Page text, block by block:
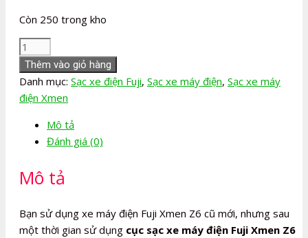
Còn 250 trong kho
Sạc
xe
máy
điện
Xmen
lượng
Thêm vào giỏ hàng
Danh mục: Sạc xe điện Fuji, Sạc xe máy điện, Sạc xe máy
điện Xmen
Mô tả
Đánh giá (0)
Mô tả
Bạn sử dụng xe máy điện Fuji Xmen Z6 cũ mới, nhưng sau
một thời gian sử dụng cục sạc xe máy điện Fuji Xmen Z6